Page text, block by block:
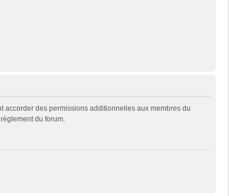
accorder des permissions additionnelles aux membres du
du forum.